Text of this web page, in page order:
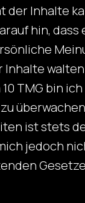
Inhalte
hin,
Inhalte
TMG bin
ist stets
jedoch